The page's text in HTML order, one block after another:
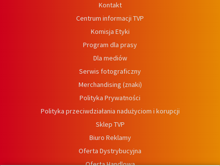
Kontakt
Centrum informacji TVP
Komisja Etyki
Program dla prasy
Dla mediów
Serwis fotograficzny
Merchandising (znaki)
Polityka Prywatności
Polityka przeciwdziałania nadużyciom i korupcji
Sklep TVP
Biuro Reklamy
Oferta Dystrybucyjna
Oferta Handlowa